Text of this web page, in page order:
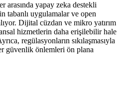
arasında yapay zeka destekli
tabanlı uygulamalar ve open
Dijital cüzdan ve mikro yatırım
hizmetlerin daha erişilebilir hale
regülasyonların sıkılaşmasıyla
güvenlik önlemleri ön plana